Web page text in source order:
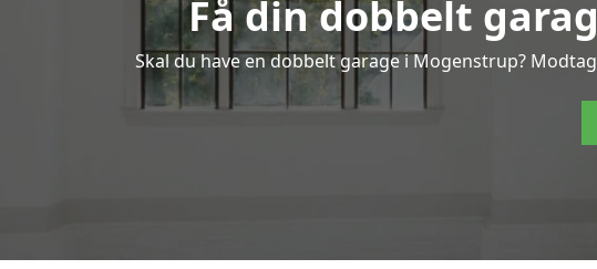
Få din dobbelt
Skal du have en dobbelt garage i Mogenstrup?